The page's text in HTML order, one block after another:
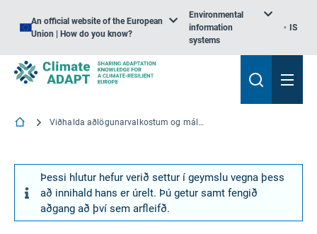
An official website of the European
Union | How do you know?
Environmental
information
systems
IS
Viðhalda aðlögunarvalkostum og málarannsóknum
Þessi hlutur hefur verið settur í geymslu vegna þess
að innihald hans er úrelt. Þú getur samt fengið
aðgang að því sem arfleifð.